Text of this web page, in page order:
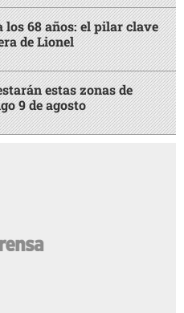
los 68 años: el pilar clave
de Lionel
estas zonas de
9 de agosto